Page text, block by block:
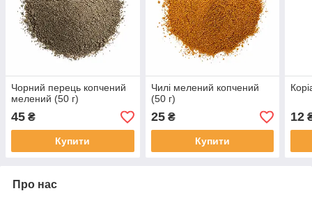
Чорний перець копчений
мелений (50 г)
45 ₴
Купити
Чилі мелений копчений
(50 г)
25₴
Купити
12
Про нас